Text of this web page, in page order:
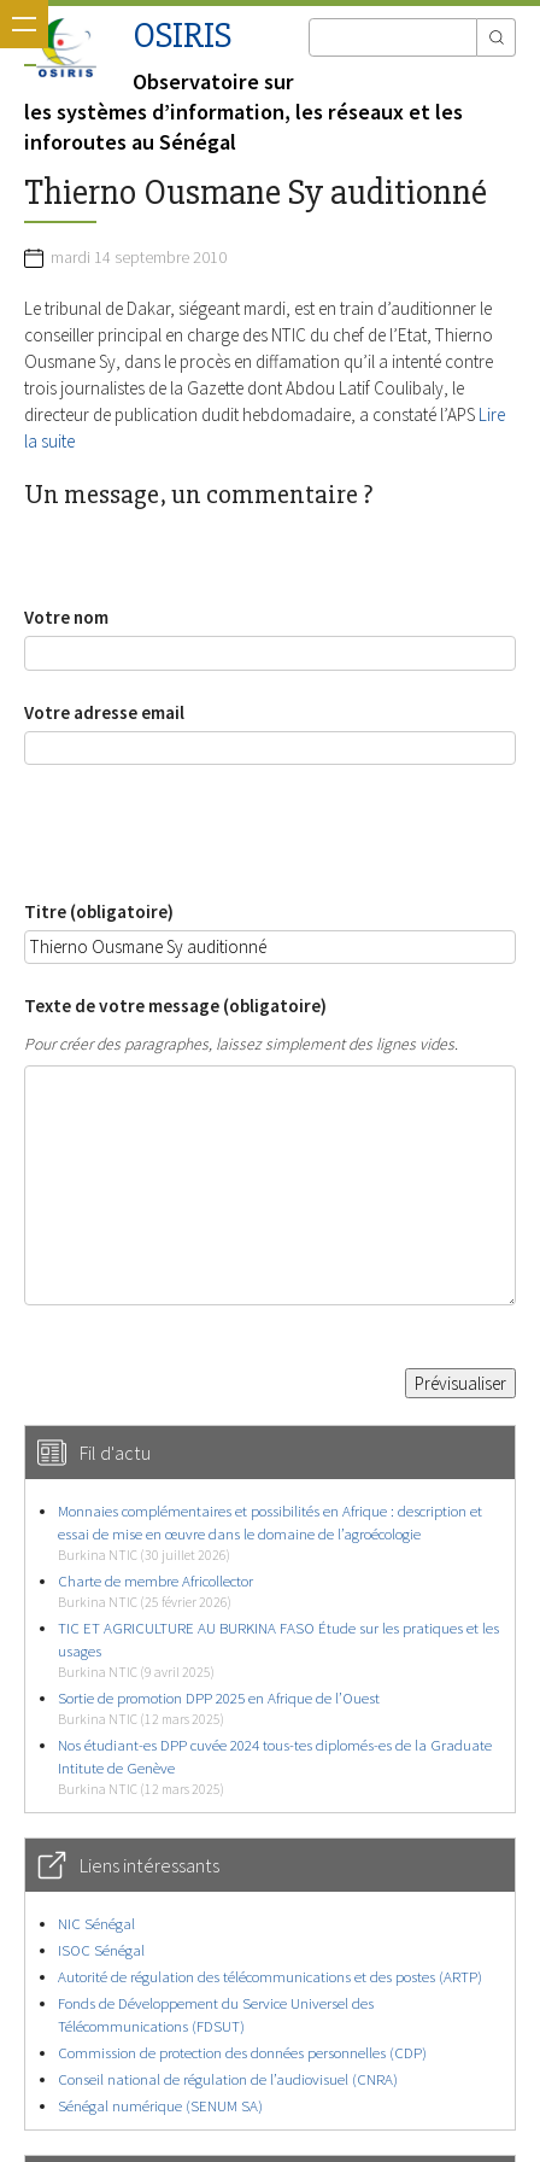
OSIRIS
Observatoire sur
les systèmes d’information, les réseaux et les
inforoutes au Sénégal
Thierno Ousmane Sy auditionné
mardi 14 septembre 2010
Le tribunal de Dakar, siégeant mardi, est en train d’auditionner le
conseiller principal en charge des NTIC du chef de l’Etat, Thierno
Ousmane Sy, dans le procès en diffamation qu’il a intenté contre
trois journalistes de la Gazette dont Abdou Latif Coulibaly, le
directeur de publication dudit hebdomadaire, a constaté l’APS Lire
la suite
Un message, un commentaire ?
Votre nom
Votre adresse email
Titre (obligatoire)
Texte de votre message (obligatoire)
Pour créer des paragraphes, laissez simplement des lignes vides.
Fil d'actu
Monnaies complémentaires et possibilités en Afrique : description et
essai de mise en œuvre dans le domaine de l’agroécologie
Burkina NTIC (30 juillet 2026)
Charte de membre Africollector
Burkina NTIC (25 février 2026)
TIC ET AGRICULTURE AU BURKINA FASO Étude sur les pratiques et les
usages
Burkina NTIC (9 avril 2025)
Sortie de promotion DPP 2025 en Afrique de l’Ouest
Burkina NTIC (12 mars 2025)
Nos étudiant-es DPP cuvée 2024 tous-tes diplomés-es de la Graduate
Intitute de Genève
Burkina NTIC (12 mars 2025)
Liens intéressants
NIC Sénégal
ISOC Sénégal
Autorité de régulation des télécommunications et des postes (ARTP)
Fonds de Développement du Service Universel des
Télécommunications (FDSUT)
Commission de protection des données personnelles (CDP)
Conseil national de régulation de l’audiovisuel (CNRA)
Sénégal numérique (SENUM SA)